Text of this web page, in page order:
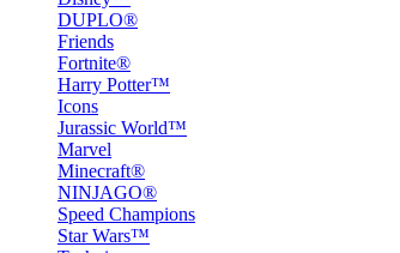
DUPLO®
Friends
Fortnite®
Harry Potter™
Icons
Jurassic World™
Marvel
Minecraft®
NINJAGO®
Speed Champions
Star Wars™